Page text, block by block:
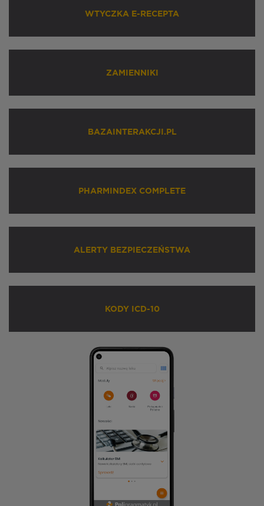
WTYCZKA E-RECEPTA
ZAMIENNIKI
BAZAINTERAKCJI.PL
PHARMINDEX COMPLETE
ALERTY BEZPIECZEŃSTWA
KODY ICD-10